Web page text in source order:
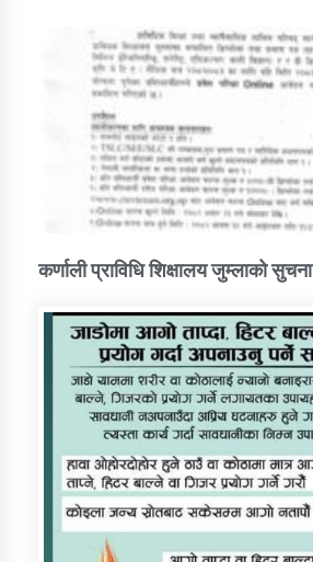
कर्णाली प्राविधि शिक्षालय जुम्लाको सुचना